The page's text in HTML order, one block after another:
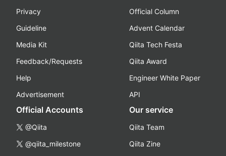
Privacy
Guideline
Media Kit
Feedback/Requests
Help
Advertisement
Official Column
Advent Calendar
Qiita Tech Festa
Qiita Award
Engineer White Paper
API
Official Accounts
@Qiita
@qiita_milestone
Our service
Qiita Team
Qiita Zine